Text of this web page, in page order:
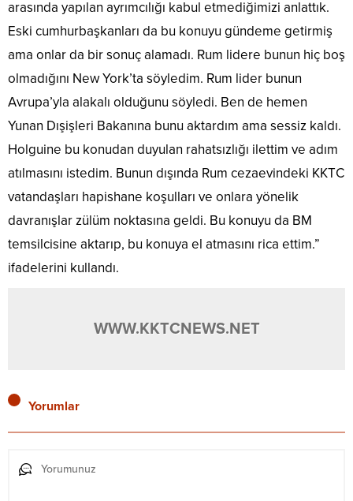
arasında yapılan ayrımcılığı kabul etmediğimizi anlattık.
Eski cumhurbaşkanları da bu konuyu gündeme getirmiş
ama onlar da bir sonuç alamadı. Rum lidere bunun hiç boş
olmadığını New York’ta söyledim. Rum lider bunun
Avrupa’yla alakalı olduğunu söyledi. Ben de hemen
Yunan Dışişleri Bakanına bunu aktardım ama sessiz kaldı.
Holguine bu konudan duyulan rahatsızlığı ilettim ve adım
atılmasını istedim. Bunun dışında Rum cezaevindeki KKTC
vatandaşları hapishane koşulları ve onlara yönelik
davranışlar zülüm noktasına geldi. Bu konuyu da BM
temsilcisine aktarıp, bu konuya el atmasını rica ettim.”
ifadelerini kullandı.
WWW.KKTCNEWS.NET
Yorumlar